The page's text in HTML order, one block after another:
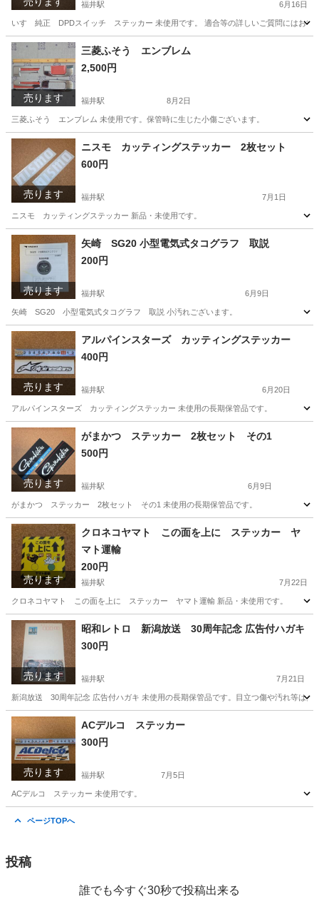
福井駅 6月16日
いすゞ純正 DPDスイッチ ステッカー 未使用です。 適合等の詳しいご質問にはお答
岡山 倉敷市 福井駅 ステッカー
売ります
三菱ふそう エンブレム
2,500円
福井駅 8月2日
三菱ふそう エンブレム 未使用です。保管時に生じた小傷ございます。
岡山 倉敷市 外装、車外用品 エンブレム
売ります
ニスモ カッティングステッカー 2枚セット
600円
福井駅 7月1日
ニスモ カッティングステッカー 新品・未使用です。
岡山 倉敷市 福井駅 その他 ニスモ
売ります
矢崎 SG20 小型電気式タコグラフ 取説
200円
福井駅 6月9日
矢崎 SG20 小型電気式タコグラフ 取説 小汚れございます。
岡山 倉敷市 福井駅 その他 タコグラフ
売ります
アルパインスターズ カッティングステッカー
400円
福井駅 6月20日
アルパインスターズ カッティングステッカー 未使用の長期保管品です。
岡山 倉敷市 福井駅 アルパインスターズ
売ります
がまかつ ステッカー 2枚セット その1
500円
福井駅 6月9日
がまかつ ステッカー 2枚セット その1 未使用の長期保管品です。
岡山 倉敷市 福井駅 その他 がまかつ
売ります
クロネコヤマト この面を上に ステッカー ヤ
マト運輸
200円
福井駅 7月22日
クロネコヤマト この面を上に ステッカー ヤマト運輸 新品・未使用です。
岡山 倉敷市 福井駅 その他 ステッカー
売ります
昭和レトロ 新潟放送 30周年記念 広告付ハガキ
300円
福井駅 7月21日
新潟放送 30周年記念 広告付ハガキ 未使用の長期保管品です。目立つ傷や汚れ等は見
岡山 倉敷市 福井駅
売ります
ACデルコ ステッカー
300円
福井駅 7月5日
ACデルコ ステッカー 未使用です。
ページTOPへ
投稿
誰でも今すぐ30秒で投稿出来る